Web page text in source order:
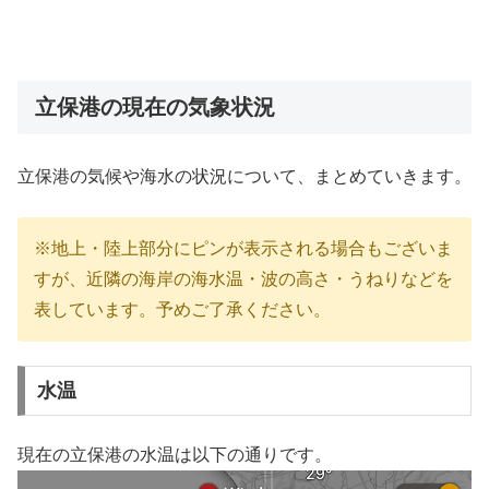
立保港の現在の気象状況
立保港の気候や海水の状況について、まとめていきます。
※地上・陸上部分にピンが表示される場合もございま
すが、近隣の海岸の海水温・波の高さ・うねりなどを
表しています。予めご了承ください。
水温
現在の立保港の水温は以下の通りです。